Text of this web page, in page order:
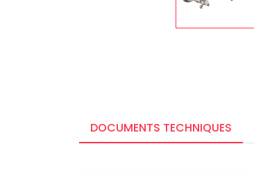
DOCUMENTS TECHNIQUES